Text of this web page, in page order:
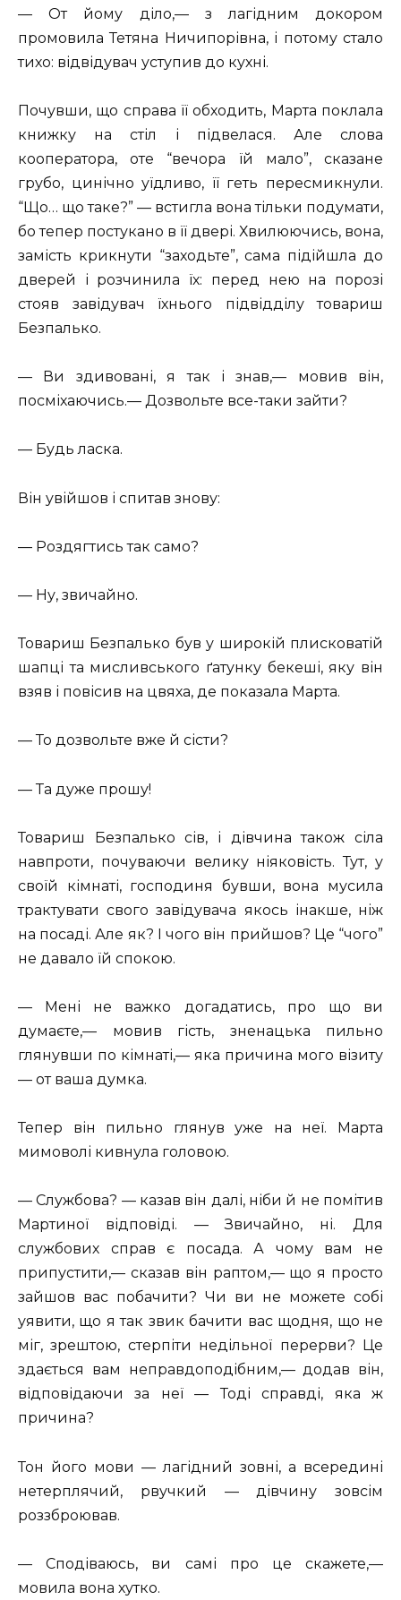
— От йому діло,— з лагідним докором
промовила Тетяна Ничипорівна, і потому стало
тихо: відвідувач уступив до кухні.
Почувши, що справа її обходить, Марта поклала
книжку на стіл і підвелася. Але слова
кооператора, оте “вечора їй мало”, сказане
грубо, цинічно уїдливо, її геть пересмикнули.
“Що… що таке?” — встигла вона тільки подумати,
бо тепер постукано в її двері. Хвилюючись, вона,
замість крикнути “заходьте”, сама підійшла до
дверей і розчинила їх: перед нею на порозі
стояв завідувач їхнього підвідділу товариш
Безпалько.
— Ви здивовані, я так і знав,— мовив він,
посміхаючись.— Дозвольте все-таки зайти?
— Будь ласка.
Він увійшов і спитав знову:
— Роздягтись так само?
— Ну, звичайно.
Товариш Безпалько був у широкій плисковатій
шапці та мисливського ґатунку бекеші, яку він
взяв і повісив на цвяха, де показала Марта.
— То дозвольте вже й сісти?
— Та дуже прошу!
Товариш Безпалько сів, і дівчина також сіла
навпроти, почуваючи велику ніяковість. Тут, у
своїй кімнаті, господиня бувши, вона мусила
трактувати свого завідувача якось інакше, ніж
на посаді. Але як? І чого він прийшов? Це “чого”
не давало їй спокою.
— Мені не важко догадатись, про що ви
думаєте,— мовив гість, зненацька пильно
глянувши по кімнаті,— яка причина мого візиту
— от ваша думка.
Тепер він пильно глянув уже на неї. Марта
мимоволі кивнула головою.
— Службова? — казав він далі, ніби й не помітив
Мартиної відповіді. — Звичайно, ні. Для
службових справ є посада. А чому вам не
припустити,— сказав він раптом,— що я просто
зайшов вас побачити? Чи ви не можете собі
уявити, що я так звик бачити вас щодня, що не
міг, зрештою, стерпіти недільної перерви? Це
здається вам неправдоподібним,— додав він,
відповідаючи за неї — Тоді справді, яка ж
причина?
Тон його мови — лагідний зовні, а всередині
нетерплячий, рвучкий — дівчину зовсім
роззброював.
— Сподіваюсь, ви самі про це скажете,—
мовила вона хутко.